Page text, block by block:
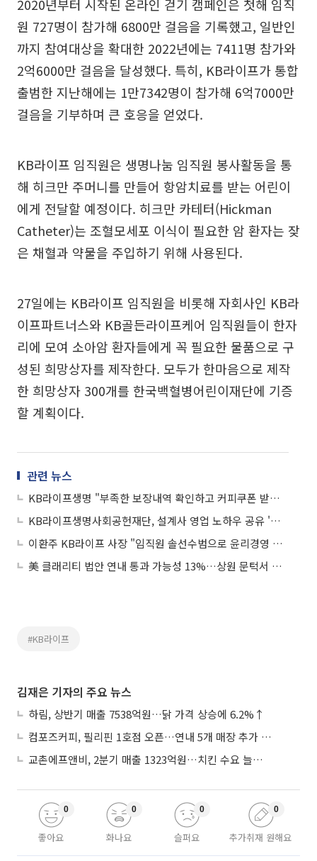
2020년부터 시작된 온라인 걷기 캠페인은 첫해 임직
원 727명이 참가해 6800만 걸음을 기록했고, 일반인
까지 참여대상을 확대한 2022년에는 7411명 참가와
2억6000만 걸음을 달성했다. 특히, KB라이프가 통합
출범한 지난해에는 1만7342명이 참가해 6억7000만
걸음을 기부하며 큰 호응을 얻었다.
KB라이프 임직원은 생명나눔 임직원 봉사활동을 통
해 히크만 주머니를 만들어 항암치료를 받는 어린이
에게 전달할 예정이다. 히크만 카테터(Hickman
Catheter)는 조혈모세포 이식이 필요한 암 환자는 잦
은 채혈과 약물을 주입하기 위해 사용된다.
27일에는 KB라이프 임직원을 비롯해 자회사인 KB라
이프파트너스와 KB골든라이프케어 임직원들이 한자
리에 모여 소아암 환자들에게 꼭 필요한 물품으로 구
성된 희망상자를 제작한다. 모두가 한마음으로 제작
한 희망상자 300개를 한국백혈병어린이재단에 기증
할 계획이다.
관련 뉴스
KB라이프생명 "부족한 보장내역 확인하고 커피쿠폰 받아가세요"
KB라이프생명사회공헌재단, 설계사 영업 노하우 공유 '나눔아카데미' 오픈
이환주 KB라이프 사장 "임직원 솔선수범으로 윤리경영 실천"
美 클래리티 법안 연내 통과 가능성 13%…상원 문턱서 제동
#KB라이프
김재은 기자의 주요 뉴스
하림, 상반기 매출 7538억원…닭 가격 상승에 6.2%↑
컴포즈커피, 필리핀 1호점 오픈…연내 5개 매장 추가 출점
교촌에프앤비, 2분기 매출 1323억원…치킨 수요 늘며 4.9%↑
좋아요
0
화나요
0
슬퍼요
0
추가취재 원해요
0